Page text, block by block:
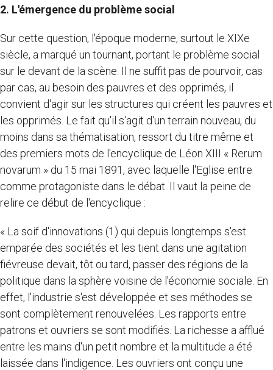
2. L'émergence du problème social
Sur cette question, l'époque moderne, surtout le XIXe
siècle, a marqué un tournant, portant le problème social
sur le devant de la scène. Il ne suffit pas de pourvoir, cas
par cas, au besoin des pauvres et des opprimés, il
convient d'agir sur les structures qui créent les pauvres et
les opprimés. Le fait qu'il s'agit d'un terrain nouveau, du
moins dans sa thématisation, ressort du titre même et
des premiers mots de l'encyclique de Léon XIII « Rerum
novarum » du 15 mai 1891, avec laquelle l'Eglise entre
comme protagoniste dans le débat. Il vaut la peine de
relire ce début de l'encyclique :
« La soif d'innovations (1) qui depuis longtemps s'est
emparée des sociétés et les tient dans une agitation
fiévreuse devait, tôt ou tard, passer des régions de la
politique dans la sphère voisine de l'économie sociale. En
effet, l'industrie s'est développée et ses méthodes se
sont complètement renouvelées. Les rapports entre
patrons et ouvriers se sont modifiés. La richesse a afflué
entre les mains d'un petit nombre et la multitude a été
laissée dans l'indigence. Les ouvriers ont conçu une